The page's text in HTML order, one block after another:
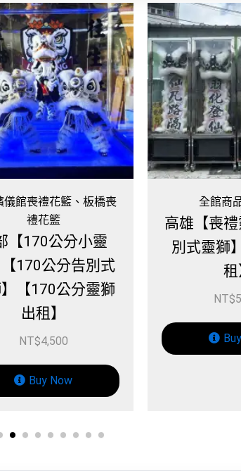
板橋喪
靈
別式
靈獅
全館商品免運費
高雄【喪禮靈獅】【告
別式靈獅】【靈獅出
Buy Now